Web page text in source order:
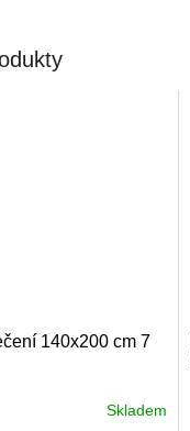
140x200 cm 7
Skladem